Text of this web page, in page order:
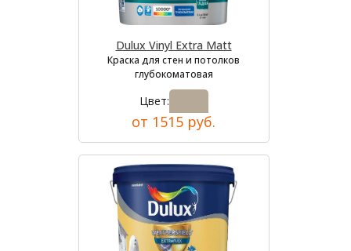
Dulux Vinyl Extra Matt
Краска для стен и потолков
глубокоматовая
Цвет:
от 1515 руб.